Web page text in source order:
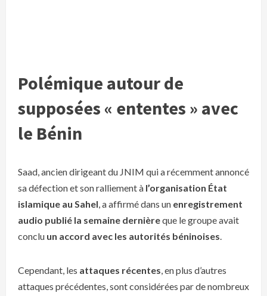
Polémique autour de
supposées « ententes » avec
le Bénin
Saad, ancien dirigeant du JNIM qui a récemment annoncé
sa défection et son ralliement à l’organisation État
islamique au Sahel, a affirmé dans un enregistrement
audio publié la semaine dernièreque le groupe avait
conclu un accord avec les autorités béninoises.
Cependant, les attaques récentes, en plus d’autres
attaques précédentes, sont considérées par de nombreux